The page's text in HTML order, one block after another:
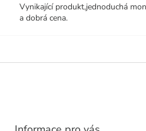
Vynikající produkt,jednoduchá
a dobrá cena.